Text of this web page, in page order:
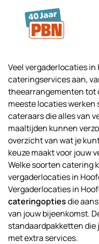
Ga naar hoofdinhoud
Veel vergaderlocaties
cateringservices aan,
theearrangementen tot
meeste locaties
cateraars die alles van
maaltijden kunnen
overzicht van wat je
keuze maakt voor jouw
Welke soorten catering
vergaderlocaties in
Vergaderlocaties in
cateringoptiesdie
van jouw bijeenkomst.
standaardpakketten
met extra services.